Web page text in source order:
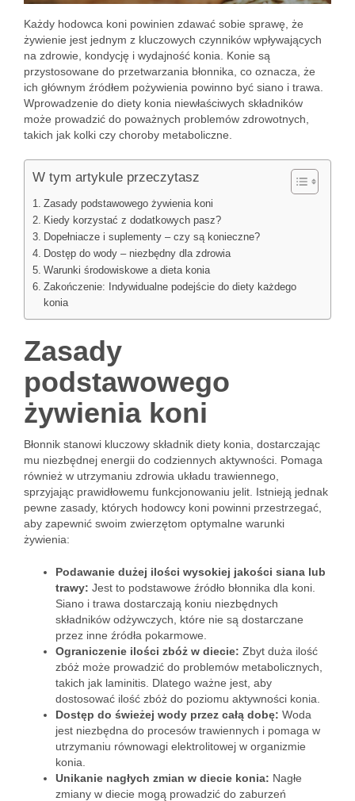
Każdy hodowca koni powinien zdawać sobie sprawę, że
żywienie jest jednym z kluczowych czynników wpływających
na zdrowie, kondycję i wydajność konia. Konie są
przystosowane do przetwarzania błonnika, co oznacza, że
ich głównym źródłem pożywienia powinno być siano i trawa.
Wprowadzenie do diety konia niewłaściwych składników
może prowadzić do poważnych problemów zdrowotnych,
takich jak kolki czy choroby metaboliczne.
W tym artykule przeczytasz
Zasady podstawowego żywienia koni
Kiedy korzystać z dodatkowych pasz?
Dopełniacze i suplementy – czy są konieczne?
Dostęp do wody – niezbędny dla zdrowia
Warunki środowiskowe a dieta konia
Zakończenie: Indywidualne podejście do diety każdego
konia
Zasady
podstawowego
żywienia koni
Błonnik stanowi kluczowy składnik diety konia, dostarczając
mu niezbędnej energii do codziennych aktywności. Pomaga
również w utrzymaniu zdrowia układu trawiennego,
sprzyjając prawidłowemu funkcjonowaniu jelit. Istnieją jednak
pewne zasady, których hodowcy koni powinni przestrzegać,
aby zapewnić swoim zwierzętom optymalne warunki
żywienia:
Podawanie dużej ilości wysokiej jakości siana lub
trawy: Jest to podstawowe źródło błonnika dla koni.
Siano i trawa dostarczają koniu niezbędnych
składników odżywczych, które nie są dostarczane
przez inne źródła pokarmowe.
Ograniczenie ilości zbóż w diecie: Zbyt duża ilość
zbóż może prowadzić do problemów metabolicznych,
takich jak laminitis. Dlatego ważne jest, aby
dostosować ilość zbóż do poziomu aktywności konia.
Dostęp do świeżej wody przez całą dobę: Woda
jest niezbędna do procesów trawiennych i pomaga w
utrzymaniu równowagi elektrolitowej w organizmie
konia.
Unikanie nagłych zmian w diecie konia: Nagłe
zmiany w diecie mogą prowadzić do zaburzeń